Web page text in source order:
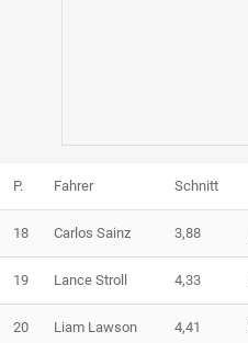
P. Fahrer Schnitt
18 Carlos Sainz 3,88
19 Lance Stroll 4,33
20 Liam Lawson 4,41